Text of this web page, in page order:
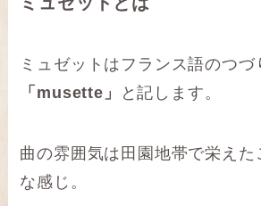
ミュゼットはフランス語のつづ
「musette」
と記します。
曲の雰囲気は田園地帯で栄えた
な感じ。